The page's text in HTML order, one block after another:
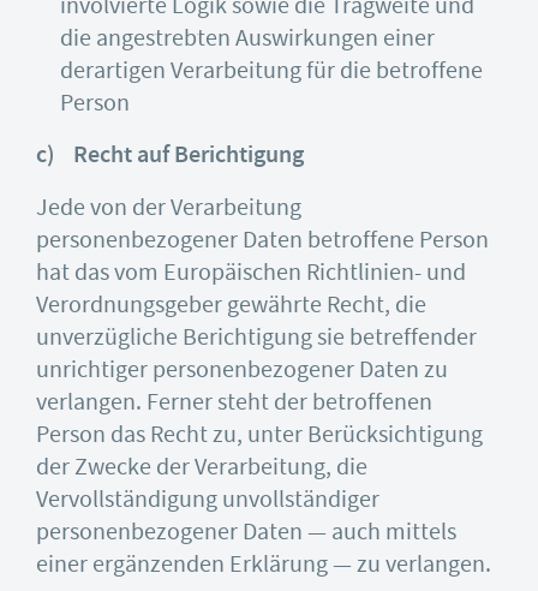
die angestrebten Auswirkungen einer
derartigen Verarbeitung für die betroffene
Person
c) Recht auf Berichtigung
Jede von der Verarbeitung
personenbezogener Daten betroffene Person
hat das vom Europäischen Richtlinien- und
Verordnungsgeber gewährte Recht, die
unverzügliche Berichtigung sie betreffender
unrichtiger personenbezogener Daten zu
verlangen. Ferner steht der betroffenen
Person das Recht zu, unter Berücksichtigung
der Zwecke der Verarbeitung, die
Vervollständigung unvollständiger
personenbezogener Daten — auch mittels
einer ergänzenden Erklärung — zu verlangen.